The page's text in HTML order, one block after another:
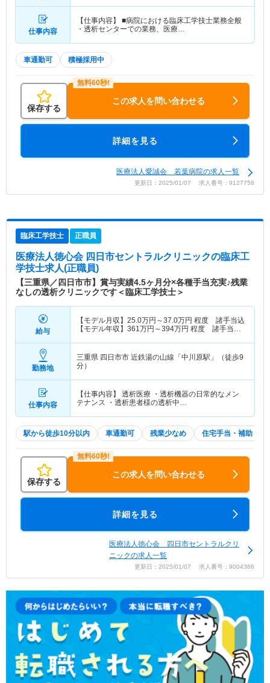
仕事内容
【仕事内容】 ■病院における臨床工学技士業務全般
・透析センターでの業務、医療…
車通勤可 積極採用中
保存する
この求人を問い合わせる
詳細を見る
医療法人愛誠会 若葉病院の求人一覧
更新日：2025/01/07 求人番号：9127758
臨床工学技士 正職員
医療法人徳心会 四日市セントラルクリニックの臨床工
学技士求人(正職員)
【三重県／四日市市】賞与実績4.5ヶ月分×各種手当充実♪残業
なしの透析クリニックです＜臨床工学技士＞
給与
【モデル月収】 25.0万円～37.0万円 程度 諸手当込
【モデル年収】 361万円～394万円 程度 諸手当・
勤務地
三重県 四日市市 近鉄湯の山線「中川原駅」（徒歩9
分）
仕事内容
【仕事内容】 透析医療 ・透析機器の日常的なメン
テナンス ・透析患者様の透析中…
駅から徒歩10分以内 車通勤可 残業少なめ 住宅手当・補助
保存する
この求人を問い合わせる
詳細を見る
医療法人徳心会 四日市セントラルクリ
ニックの求人一覧
更新日：2025/01/07 求人番号：9004366